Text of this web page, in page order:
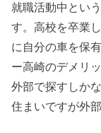
就職活動中とい
す。高校を卒業
に自分の車を保
ー高崎のデメリ
外部で探すしか
住まいですが外